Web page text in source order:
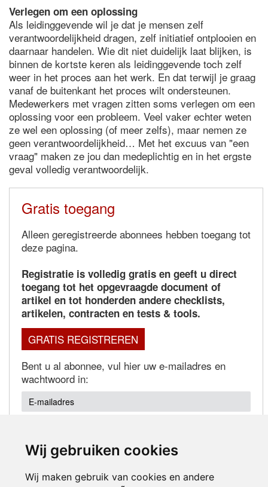
Wij gebruiken cookies
Wij maken gebruik van cookies en andere
Verlegen om een oplossing
Als leidinggevende wil je dat je mensen zelf
verantwoordelijkheid dragen, zelf initiatief ontplooien en
daarnaar handelen. Wie dit niet duidelijk laat blijken, is
binnen de kortste keren als leidinggevende toch zelf
weer in het proces aan het werk. En dat terwijl je graag
vanaf de buitenkant het proces wilt ondersteunen.
Medewerkers met vragen zitten soms verlegen om een
oplossing voor een probleem. Veel vaker echter weten
ze wel een oplossing (of meer zelfs), maar nemen ze
geen verantwoordelijkheid… Met het excuus van "een
vraag" maken ze jou dan medeplichtig en in het ergste
geval volledig verantwoordelijk.
Gratis toegang
Alleen geregistreerde abonnees hebben toegang tot
deze pagina.
Registratie is volledig gratis en geeft u direct
toegang tot het opgevraagde document of
artikel en tot honderden andere checklists,
artikelen, contracten en tests & tools.
GRATIS REGISTREREN
Bent u al abonnee, vul hier uw e-mailadres en
wachtwoord in:
Wachtwoord vergeten?